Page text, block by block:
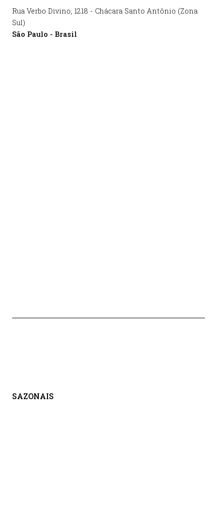
Rua Verbo Divino, 1218 - Chácara Santo Antônio (Zona
Sul)
São Paulo - Brasil
SAZONAIS